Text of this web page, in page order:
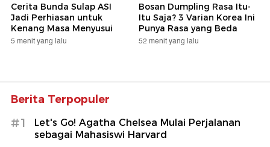
Cerita Bunda Sulap ASI
Jadi Perhiasan untuk
Kenang Masa Menyusui
5 menit yang lalu
Bosan Dumpling Rasa Itu-
Itu Saja? 3 Varian Korea Ini
Punya Rasa yang Beda
52 menit yang lalu
Berita Terpopuler
#1
Let's Go! Agatha Chelsea Mulai Perjalanan
sebagai Mahasiswi Harvard